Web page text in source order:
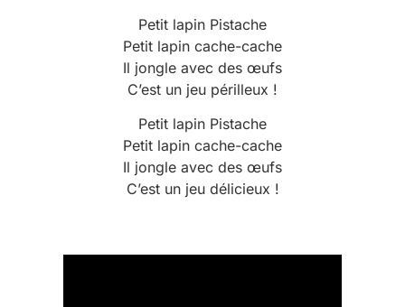
Petit lapin Pistache
Petit lapin cache-cache
Il jongle avec des œufs
C’est un jeu périlleux !
Petit lapin Pistache
Petit lapin cache-cache
Il jongle avec des œufs
C’est un jeu délicieux !